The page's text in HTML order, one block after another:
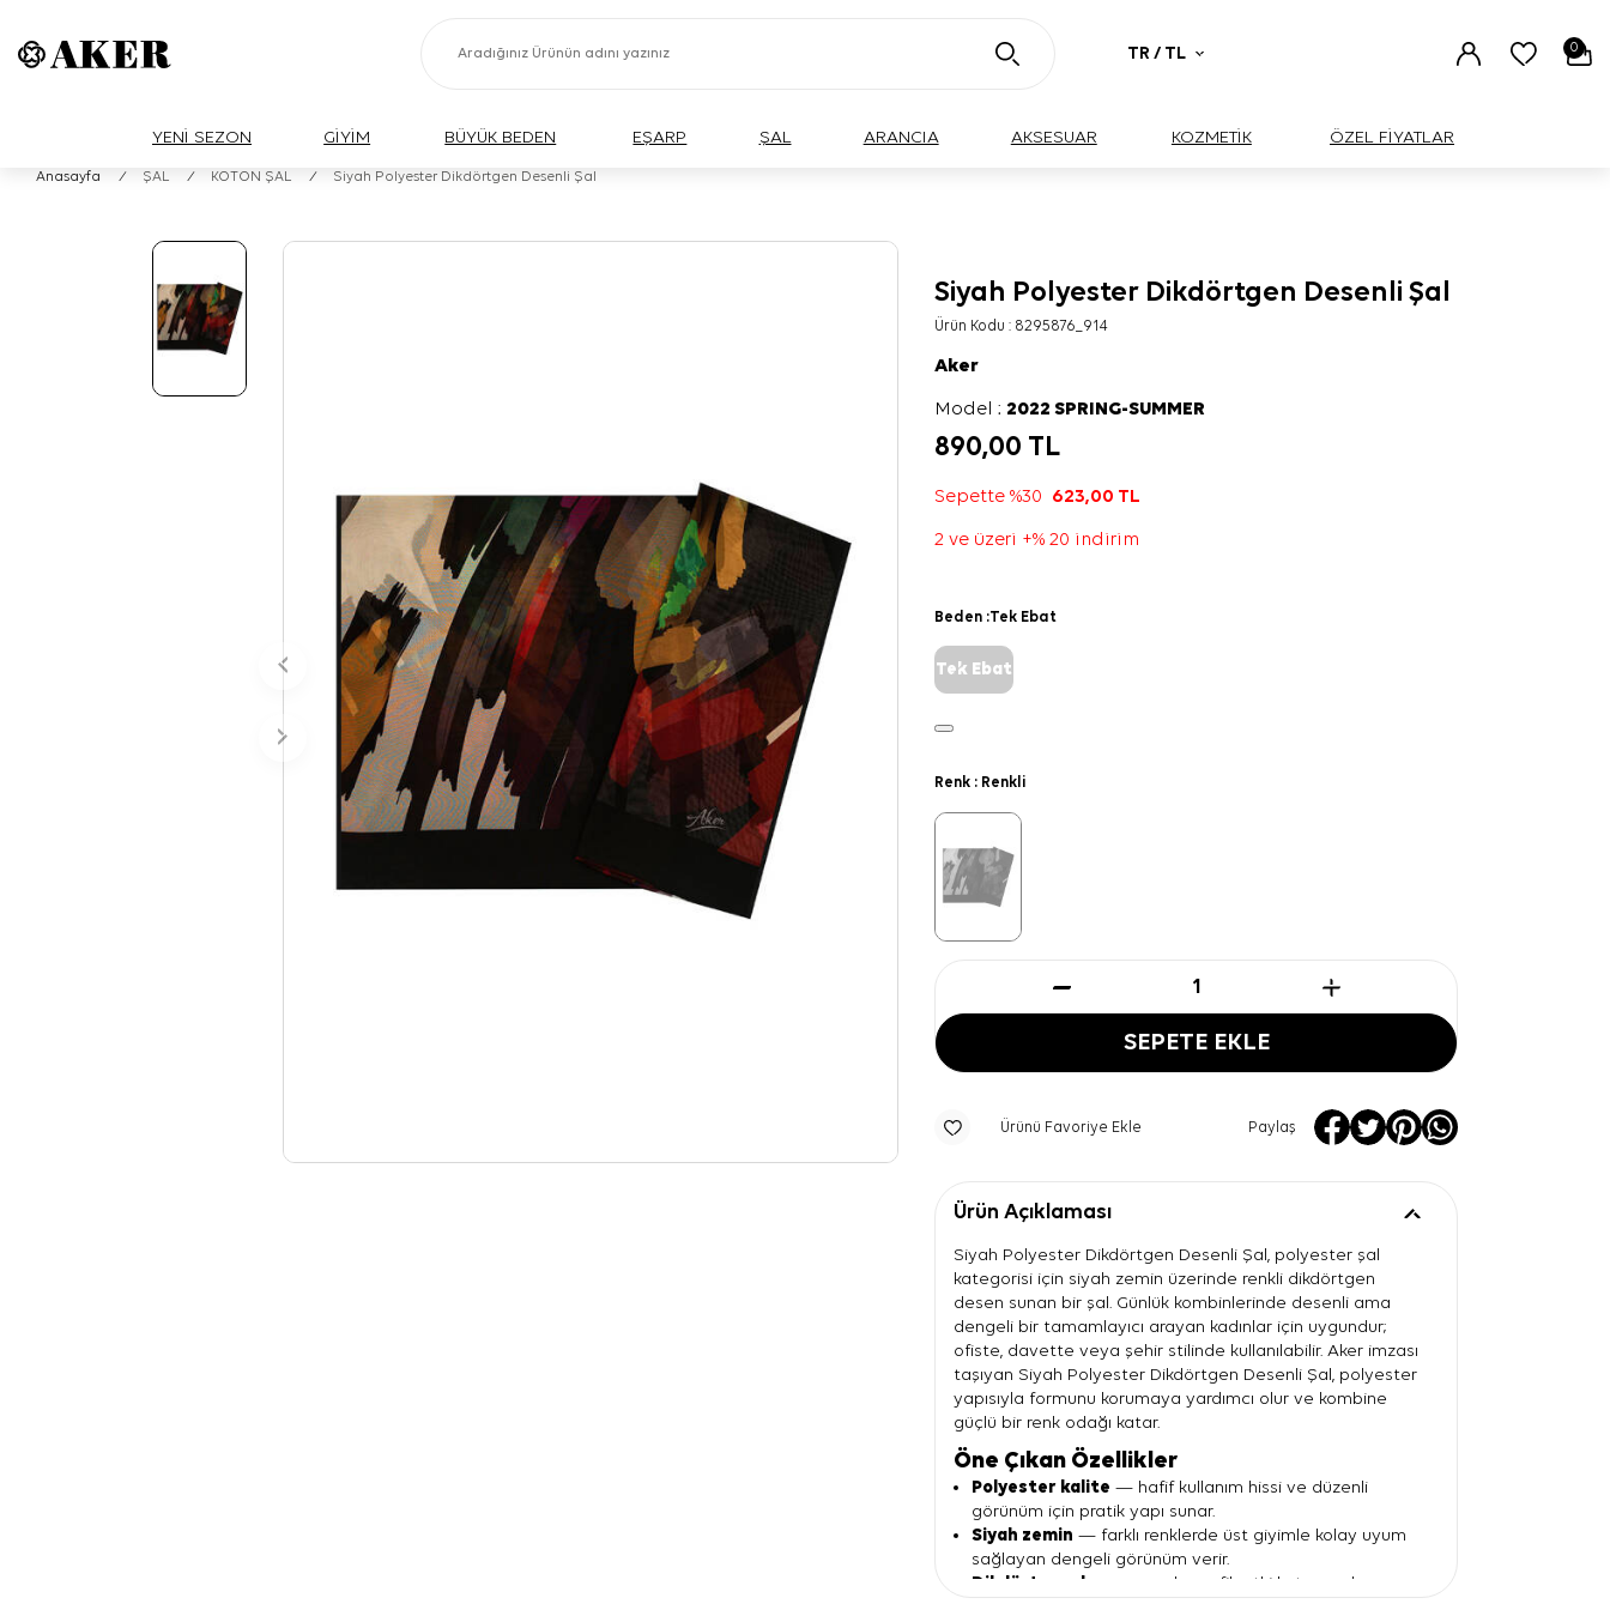
TR / TL 0
YENİ SEZON GİYİM BÜYÜK BEDEN EŞARP ŞAL ARANCIA AKSESUAR KOZMETİK ÖZEL FİYATLAR
Anasayfa / ŞAL / KOTON ŞAL / Siyah Polyester Dikdörtgen Desenli Şal
Siyah Polyester Dikdörtgen Desenli Şal
Ürün Kodu : 8295876_914
Aker
Model :2022 SPRING-SUMMER
890,00 TL
Sepette %30 623,00 TL
2 ve üzeri +% 20 indirim
Beden :Tek Ebat
Tek Ebat
Renk : Renkli
SEPETE EKLE
Ürünü Favoriye Ekle Paylaş
Ürün Açıklaması
Siyah Polyester Dikdörtgen Desenli Şal, polyester şal
kategorisi için siyah zemin üzerinde renkli dikdörtgen
desen sunan bir şal. Günlük kombinlerinde desenli ama
dengeli bir tamamlayıcı arayan kadınlar için uygundur;
ofiste, davette veya şehir stilinde kullanılabilir. Aker imzası
taşıyan Siyah Polyester Dikdörtgen Desenli Şal, polyester
yapısıyla formunu korumaya yardımcı olur ve kombine
güçlü bir renk odağı katar.
Öne Çıkan Özellikler
Polyester kalite — hafif kullanım hissi ve düzenli
görünüm için pratik yapı sunar.
Siyah zemin — farklı renklerde üst giyimle kolay uyum
sağlayan dengeli görünüm verir.
Dikdörtgen desen
— şala grafik etki katar, sade